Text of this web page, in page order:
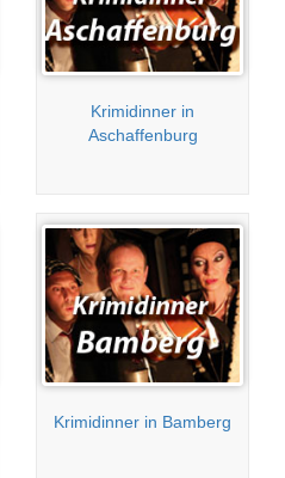
Krimidinner in
Aschaffenburg
Krimidinner in Bamberg